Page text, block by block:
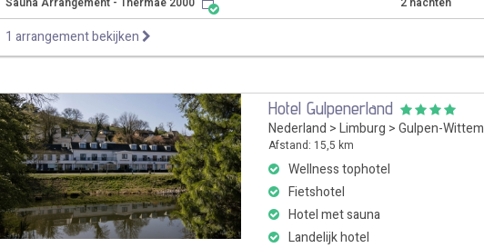
1 arrangement bekijken
Hotel Gulpenerland
Nederland > Limburg > Gulpen-Wittem
Afstand: 15,5 km
Wellness tophotel
Fietshotel
Hotel met sauna
Landelijk hotel